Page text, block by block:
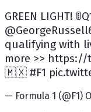
GREEN LIGHT!
qualifying with
more >> https://
🇲🇽 #F1
— Formula 1 (@F1)